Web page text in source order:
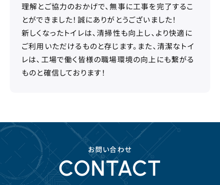
理解とご協力のおかげで、無事に工事を完了するこ
とができました！誠にありがとうございました！
新しくなったトイレは、清掃性も向上し、より快適に
ご利用いただけるものと存じます。また、清潔なトイ
レは、工場で働く皆様の職場環境の向上にも繋がる
ものと確信しております！
お問い合わせ
CONTACT